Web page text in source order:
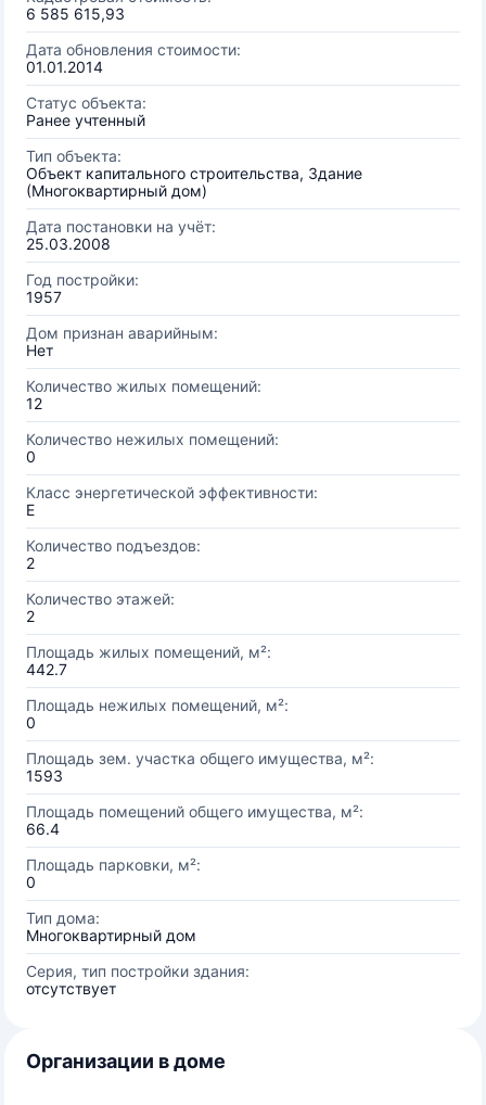
6 585 615,93
Дата обновления стоимости:
01.01.2014
Статус объекта:
Ранее учтенный
Тип объекта:
Объект капитального строительства, Здание
(Многоквартирный дом)
Дата постановки на учёт:
25.03.2008
Год постройки:
1957
Дом признан аварийным:
Нет
Количество жилых помещений:
12
Количество нежилых помещений:
0
Класс энергетической эффективности:
E
Количество подъездов:
2
Количество этажей:
2
Площадь жилых помещений, м²:
442.7
Площадь нежилых помещений, м²:
0
Площадь зем. участка общего имущества, м²:
1593
Площадь помещений общего имущества, м²:
66.4
Площадь парковки, м²:
0
Тип дома:
Многоквартирный дом
Серия, тип постройки здания:
отсутствует
Организации в доме